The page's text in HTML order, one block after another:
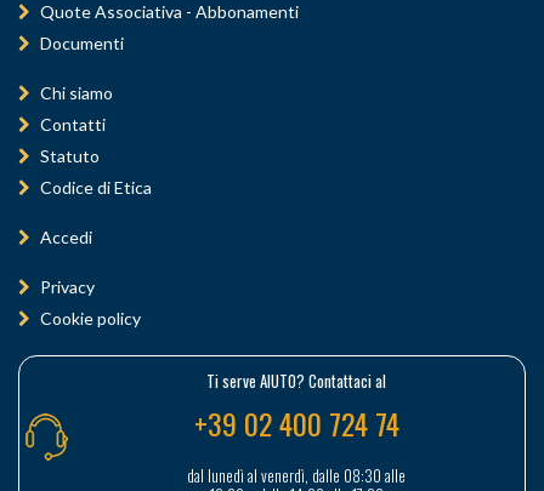
Quote Associativa - Abbonamenti
Documenti
Chi siamo
Contatti
Statuto
Codice di Etica
Accedi
Privacy
Cookie policy
Ti serve AIUTO? Contattaci al
+39 02 400 724 74
dal lunedì al venerdì, dalle 08:30 alle